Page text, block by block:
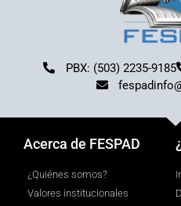
PBX: (503) 2235-9185
Acerca de FESPAD
¿Quiénes somos?
Valores institucionales